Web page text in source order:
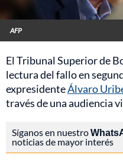
AFP
El Tribunal Superior de
lectura del fallo en
expresidenteÁlvaro
través de una audiencia
Síganos en nuestro
noticias de mayor interés